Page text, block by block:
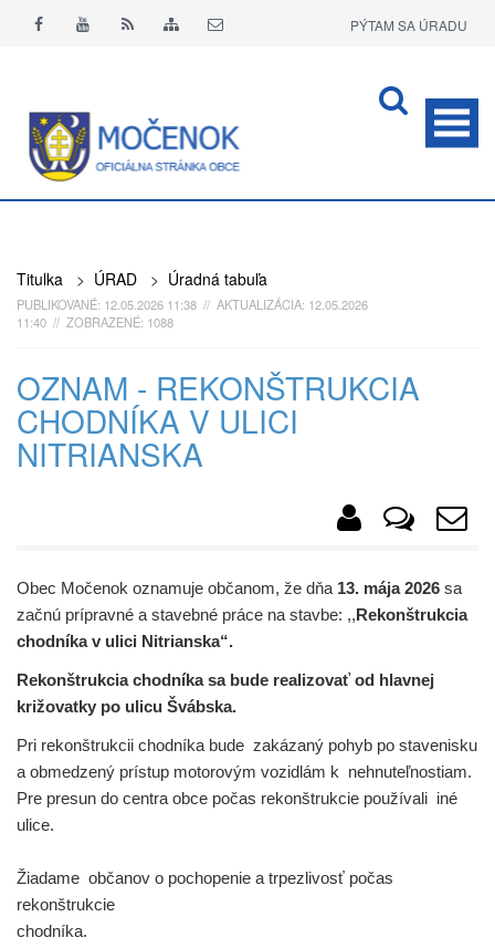
PÝTAM SA ÚRADU
Titulka > ÚRAD > Úradná tabuľa
PUBLIKOVANÉ: 12.05.2026 11:38 // AKTUALIZÁCIA: 12.05.2026
11:40 // ZOBRAZENÉ: 1088
OZNAM - REKONŠTRUKCIA
CHODNÍKA V ULICI
NITRIANSKA
Obec Močenok oznamuje občanom, že dňa 13. mája 2026 sa
začnú prípravné a stavebné práce na stavbe: ,, Rekonštrukcia
chodníka v ulici Nitrianska“.
Rekonštrukcia chodníka sa bude realizovať od hlavnej
križovatky po ulicu Švábska.
Pri rekonštrukcii chodníka bude zakázaný pohyb po stavenisku
a obmedzený prístup motorovým vozidlám k nehnuteľnostiam.
Pre presun do centra obce počas rekonštrukcie používali iné
Žiadame občanov o pochopenie a trpezlivosť počas
rekonštrukcie
chodníka.